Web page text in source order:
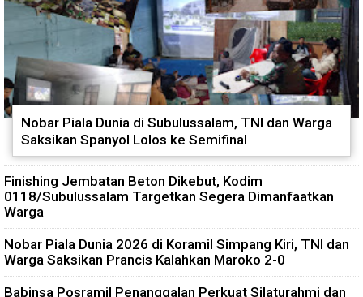
Nobar Piala Dunia di Subulussalam, TNI dan Warga
Saksikan Spanyol Lolos ke Semifinal
Finishing Jembatan Beton Dikebut, Kodim
0118/Subulussalam Targetkan Segera Dimanfaatkan
Warga
Nobar Piala Dunia 2026 di Koramil Simpang Kiri, TNI dan
Warga Saksikan Prancis Kalahkan Maroko 2-0
Babinsa Posramil Penanggalan Perkuat Silaturahmi dan